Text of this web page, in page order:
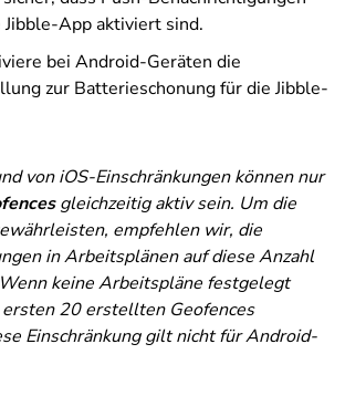
Jibble-App aktiviert sind.
bei Android-Geräten die
zur Batterieschonung für die Jibble-
von iOS-Einschränkungen können nur
gleichzeitig aktiv sein. Um die
empfehlen wir, die
in Arbeitsplänen auf diese Anzahl
keine Arbeitspläne festgelegt
20 erstellten Geofences
Einschränkung gilt nicht für Android-